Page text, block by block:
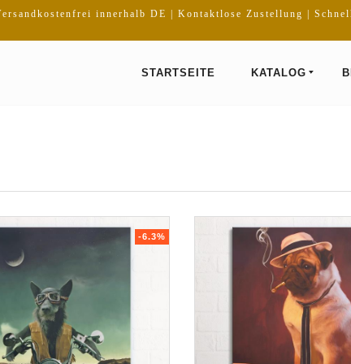
innerhalb DE | Kontaktlose Zustellung |
STARTSEITE
KATALOG
-6.3%